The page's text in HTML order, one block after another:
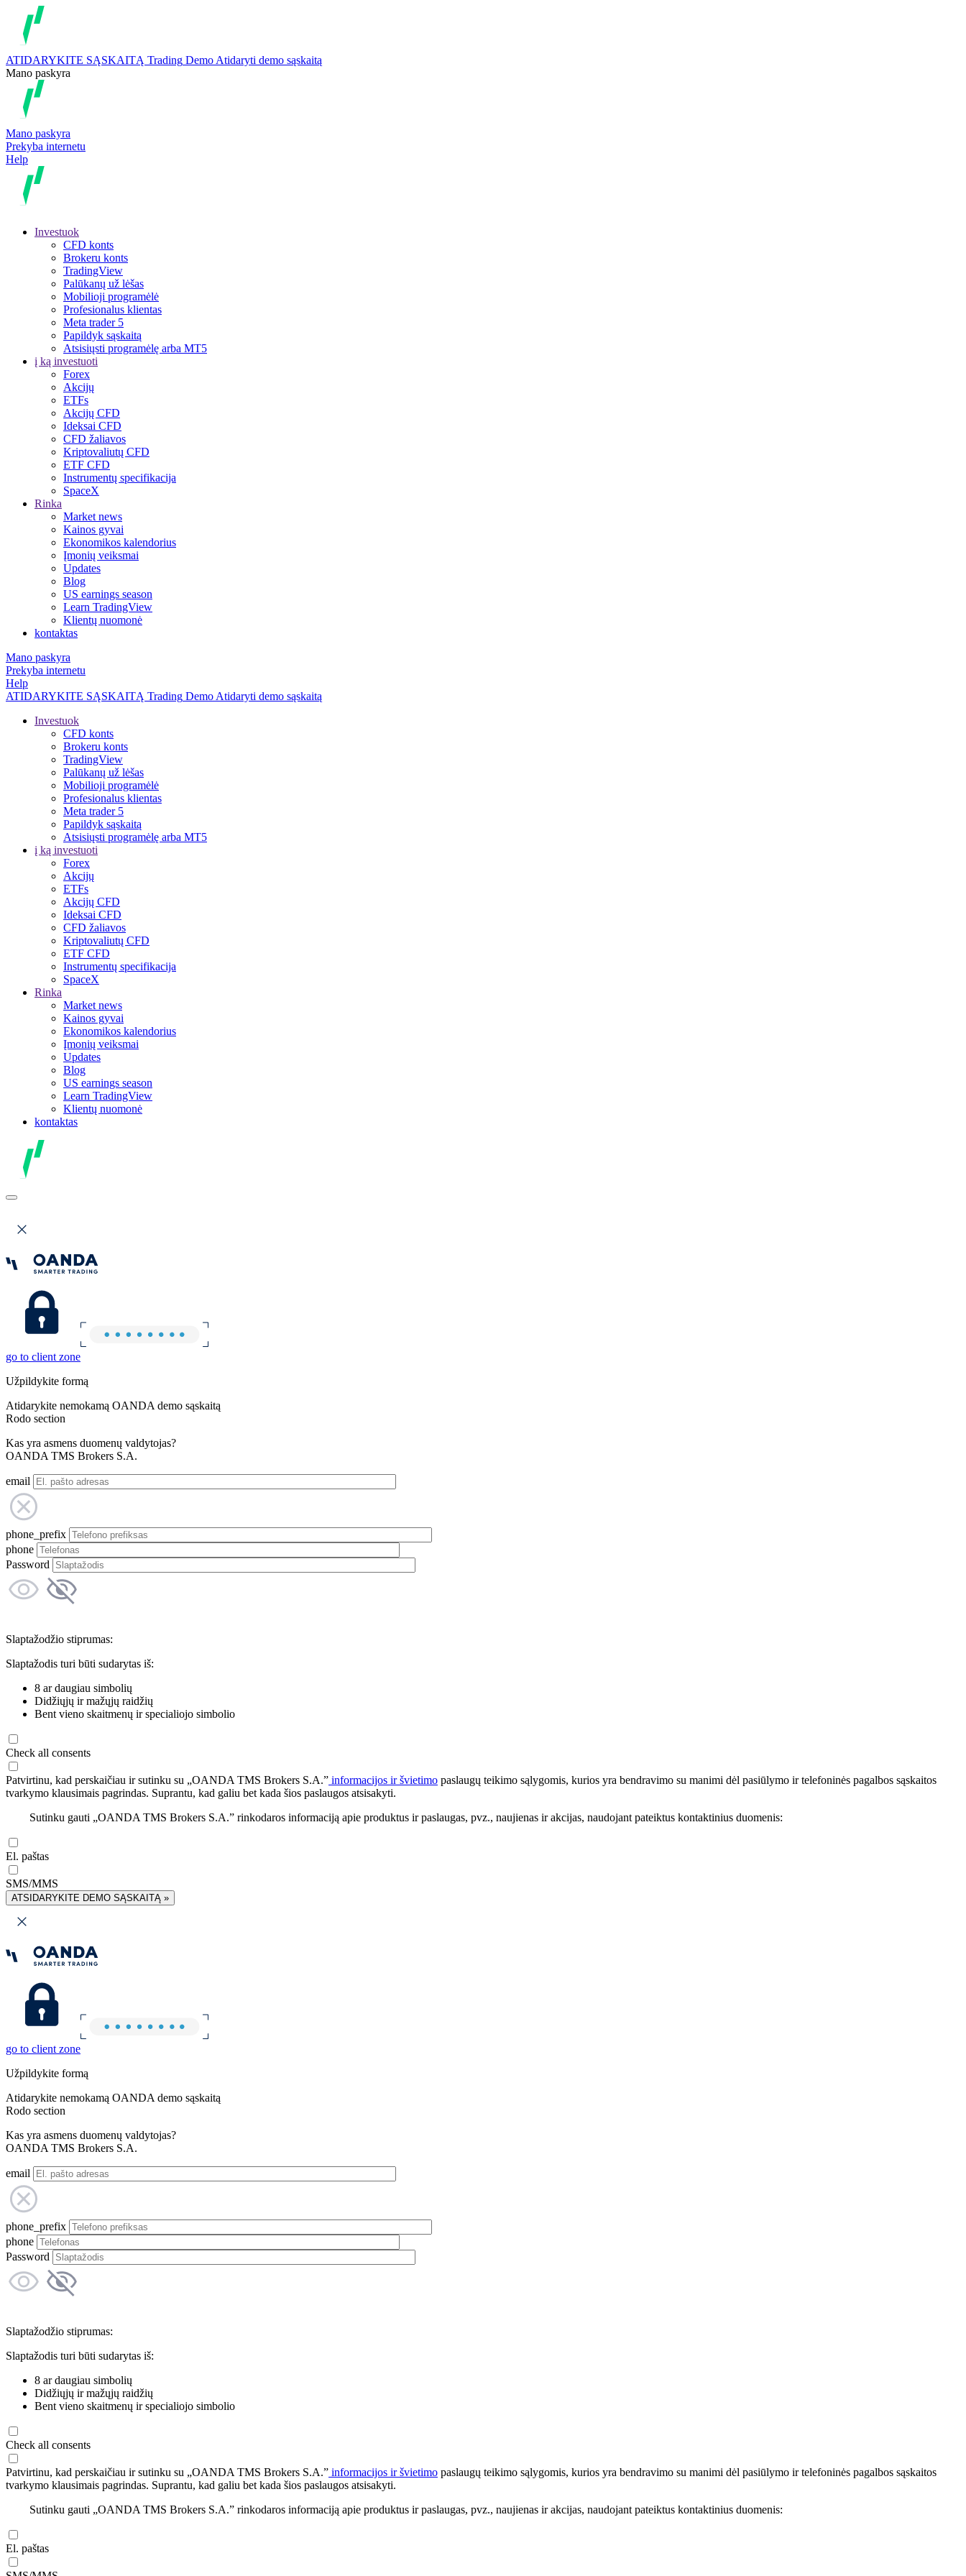
ATIDARYKITE SĄSKAITĄ Trading Demo Atidaryti demo sąskaitą
Mano paskyra
Mano paskyra
Prekyba internetu
Help
Investuok
CFD konts
Brokeru konts
TradingView
Palūkanų už lėšas
Mobilioji programėlė
Profesionalus klientas
Meta trader 5
Papildyk sąskaitą
Atsisiųsti programėlę arba MT5
į ką investuoti
Forex
Akcijų
ETFs
Akcijų CFD
Ideksai CFD
CFD žaliavos
Kriptovaliutų CFD
ETF CFD
Instrumentų specifikacija
SpaceX
Rinka
Market news
Kainos gyvai
Ekonomikos kalendorius
Įmonių veiksmai
Updates
Blog
US earnings season
Learn TradingView
Klientų nuomonė
kontaktas
Mano paskyra
Prekyba internetu
Help
ATIDARYKITE SĄSKAITĄ Trading Demo Atidaryti demo sąskaitą
Investuok
CFD konts
Brokeru konts
TradingView
Palūkanų už lėšas
Mobilioji programėlė
Profesionalus klientas
Meta trader 5
Papildyk sąskaitą
Atsisiųsti programėlę arba MT5
į ką investuoti
Forex
Akcijų
ETFs
Akcijų CFD
Ideksai CFD
CFD žaliavos
Kriptovaliutų CFD
ETF CFD
Instrumentų specifikacija
SpaceX
Rinka
Market news
Kainos gyvai
Ekonomikos kalendorius
Įmonių veiksmai
Updates
Blog
US earnings season
Learn TradingView
Klientų nuomonė
kontaktas
go to client zone
Užpildykite formą
Atidarykite nemokamą OANDA demo sąskaitą
Rodo section
Kas yra asmens duomenų valdytojas?
OANDA TMS Brokers S.A.
email
phone_prefix
phone
Password
Slaptažodžio stiprumas:
Slaptažodis turi būti sudarytas iš:
8 ar daugiau simbolių
Didžiųjų ir mažųjų raidžių
Bent vieno skaitmenų ir specialiojo simbolio
Check all consents
Patvirtinu, kad perskaičiau ir sutinku su „OANDA TMS Brokers S.A.” informacijos ir švietimo paslaugų teikimo sąlygomis, kurios yra bendravimo su manimi dėl pasiūlymo ir telefoninės pagalbos sąskaitos
tvarkymo klausimais pagrindas. Suprantu, kad galiu bet kada šios paslaugos atsisakyti.
Sutinku gauti „OANDA TMS Brokers S.A.” rinkodaros informaciją apie produktus ir paslaugas, pvz., naujienas ir akcijas, naudojant pateiktus kontaktinius duomenis:
El. paštas
SMS/MMS
ATSIDARYKITE DEMO SĄSKAITĄ »
go to client zone
Užpildykite formą
Atidarykite nemokamą OANDA demo sąskaitą
Rodo section
Kas yra asmens duomenų valdytojas?
OANDA TMS Brokers S.A.
email
phone_prefix
phone
Password
Slaptažodžio stiprumas:
Slaptažodis turi būti sudarytas iš:
8 ar daugiau simbolių
Didžiųjų ir mažųjų raidžių
Bent vieno skaitmenų ir specialiojo simbolio
Check all consents
Patvirtinu, kad perskaičiau ir sutinku su „OANDA TMS Brokers S.A.” informacijos ir švietimo paslaugų teikimo sąlygomis, kurios yra bendravimo su manimi dėl pasiūlymo ir telefoninės pagalbos sąskaitos
tvarkymo klausimais pagrindas. Suprantu, kad galiu bet kada šios paslaugos atsisakyti.
Sutinku gauti „OANDA TMS Brokers S.A.” rinkodaros informaciją apie produktus ir paslaugas, pvz., naujienas ir akcijas, naudojant pateiktus kontaktinius duomenis:
El. paštas